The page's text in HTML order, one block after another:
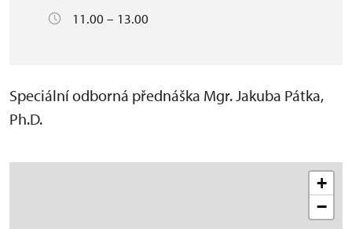
11.00 – 13.00
Speciální odborná přednáška Mgr. Jakuba Pátka,
Ph.D.
+
−